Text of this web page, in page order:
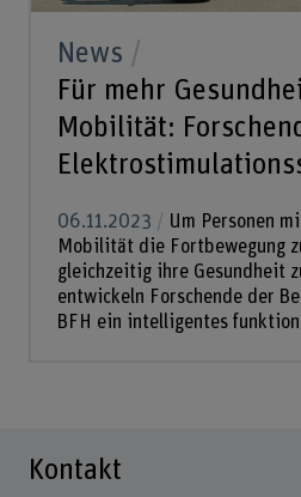
News
Für mehr
Mobilität:
06.11.2023
Um Personen
Mobilität die Fortbewegung
gleichzeitig ihre Gesundheit
entwickeln Forschende der
BFH ein intelligentes
Kontakt